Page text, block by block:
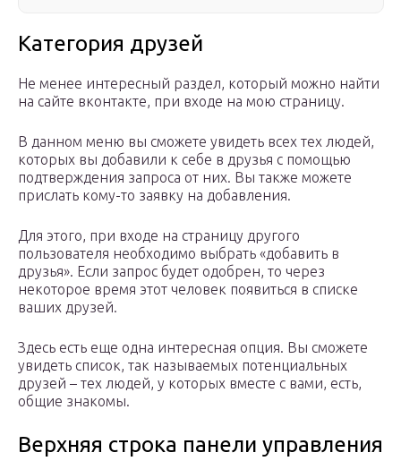
Категория друзей
Не менее интересный раздел, который можно найти
на сайте вконтакте, при входе на мою страницу.
В данном меню вы сможете увидеть всех тех людей,
которых вы добавили к себе в друзья с помощью
подтверждения запроса от них. Вы также можете
прислать кому-то заявку на добавления.
Для этого, при входе на страницу другого
пользователя необходимо выбрать «добавить в
друзья». Если запрос будет одобрен, то через
некоторое время этот человек появиться в списке
ваших друзей.
Здесь есть еще одна интересная опция. Вы сможете
увидеть список, так называемых потенциальных
друзей – тех людей, у которых вместе с вами, есть,
общие знакомы.
Верхняя строка панели управления